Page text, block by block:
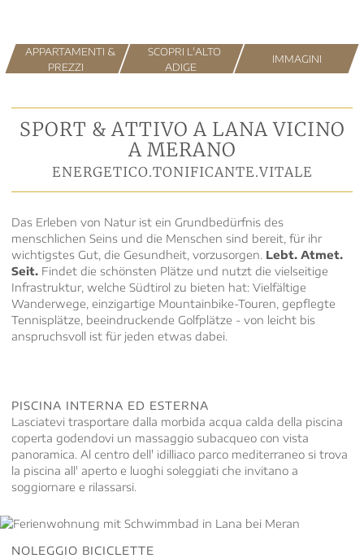
APPARTAMENTI &
PREZZI
SCOPRI L'ALTO
ADIGE
IMMAGINI
SPORT & ATTIVO A LANA VICINO
A MERANO
ENERGETICO.TONIFICANTE.VITALE
Das Erleben von Natur ist ein Grundbedürfnis des
menschlichen Seins und die Menschen sind bereit, für ihr
wichtigstes Gut, die Gesundheit, vorzusorgen. Lebt. Atmet.
Seit. Findet die schönsten Plätze und nutzt die vielseitige
Infrastruktur, welche Südtirol zu bieten hat: Vielfältige
Wanderwege, einzigartige Mountainbike-Touren, gepflegte
Tennisplätze, beeindruckende Golfplätze - von leicht bis
anspruchsvoll ist für jeden etwas dabei.
PISCINA INTERNA ED ESTERNA
Lasciatevi trasportare dalla morbida acqua calda della piscina
coperta godendovi un massaggio subacqueo con vista
panoramica. Al centro dell' idilliaco parco mediterraneo si trova
la piscina all' aperto e luoghi soleggiati che invitano a
soggiornare e rilassarsi.
NOLEGGIO BICICLETTE